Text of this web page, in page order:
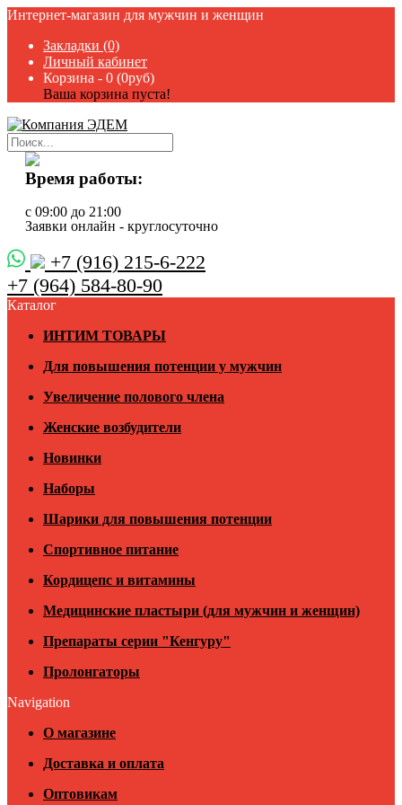
Интернет-магазин для мужчин и женщин
Закладки (0)
Личный кабинет
Корзина - 0 (0руб)
Ваша корзина пуста!
Время работы:
с 09:00 до 21:00
Заявки онлайн - круглосуточно
+7 (916) 215-6-222
+7 (964) 584-80-90
Каталог
ИНТИМ ТОВАРЫ
Для повышения потенции у мужчин
Увеличение полового члена
Женские возбудители
Новинки
Наборы
Шарики для повышения потенции
Спортивное питание
Кордицепс и витамины
Медицинские пластыри (для мужчин и женщин)
Препараты серии "Кенгуру"
Пролонгаторы
Navigation
О магазине
Доставка и оплата
Оптовикам